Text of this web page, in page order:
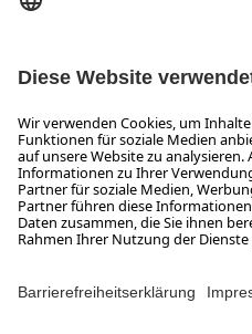
Infos zum Urlaub
Veranstaltungen
Aktuelle